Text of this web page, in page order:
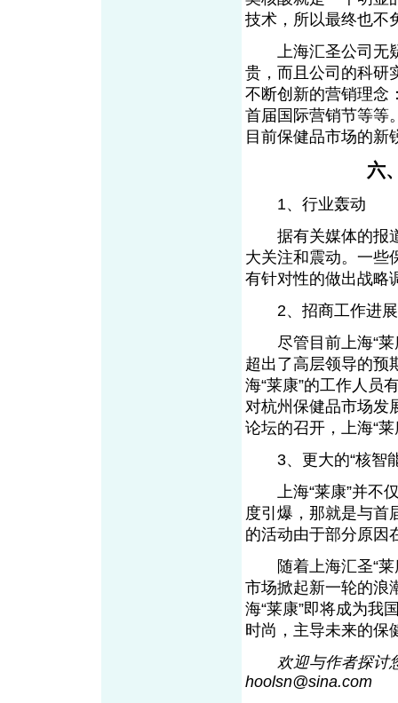
技术，所以最终也不
上海汇圣公司无疑
贵，而且公司的科研
不断创新的营销理念
首届国际营销节等等
目前保健品市场的新
六
1、行业轰动
据有关媒体的报道
大关注和震动。一些
有针对性的做出战略
2、招商工作进展
尽管目前上海“莱
超出了高层领导的预
海“莱康”的工作人员
对杭州保健品市场发
论坛的召开，上海“
3、更大的“核智
上海“莱康”并不仅
度引爆，那就是与首
的活动由于部分原因
随着上海汇圣“莱
市场掀起新一轮的浪
海“莱康”即将成为我
时尚，主导未来的保
欢迎与作者探讨
hoolsn@sina.com